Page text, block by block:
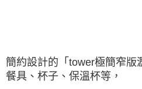
簡約設計的「tower極簡窄版
餐具、杯子、保溫杯等，